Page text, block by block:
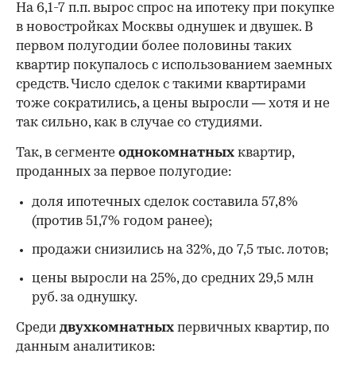
На 6,1-7 п.п. вырос спрос на ипотеку при покупке
в новостройках Москвы однушек и двушек. В
первом полугодии более половины таких
квартир покупалось с использованием заемных
средств. Число сделок с такими квартирами
тоже сократились, а цены выросли — хотя и не
так сильно, как в случае со студиями.
Так, в сегменте однокомнатных квартир,
проданных за первое полугодие:
доля ипотечных сделок составила 57,8%
(против 51,7% годом ранее);
продажи снизились на 32%, до 7,5 тыс. лотов;
цены выросли на 25%, до средних 29,5 млн
руб. за однушку.
Среди двухкомнатных первичных квартир, по
данным аналитиков: